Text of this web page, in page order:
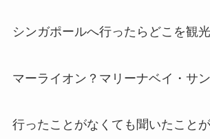
シンガポールへ行ったらどこを観
マーライオン？マリーナベイ・サ
行ったことがなくても聞いたこと